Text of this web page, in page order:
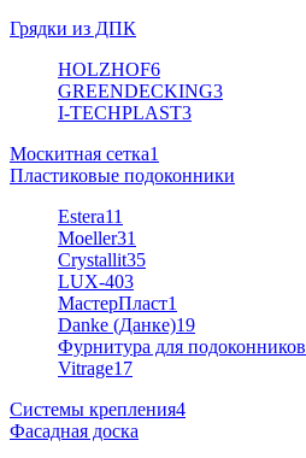
Грядки из ДПК
HOLZHOF6
GREENDECKING3
I-TECHPLAST3
Москитная сетка1
Пластиковые подоконники
Estera11
Moeller31
Crystallit35
LUX-403
МастерПласт1
Danke (Данке)19
Фурнитура для подоконников
Vitrage17
Системы крепления4
Фасадная доска